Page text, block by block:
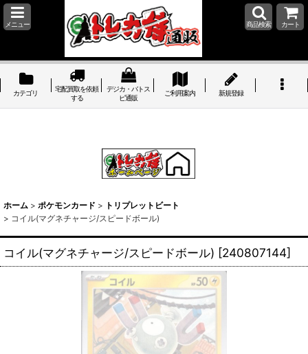
メニュー 商品検索 カート
カテゴリ
宅配買取を依頼
する
デジカ・バトス
ピ通販
ご利用案内 新規登録
ホーム > ポケモンカード > トリプレットビート
> コイル(マグネチャージ/スピードボール)
コイル(マグネチャージ/スピードボール) [240807144]